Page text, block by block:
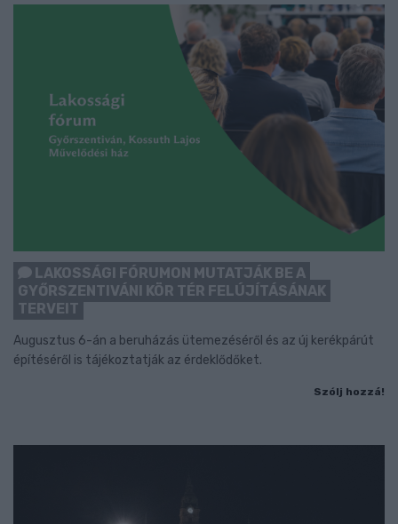
LAKOSSÁGI FÓRUMON MUTATJÁK BE A
GYŐRSZENTIVÁNI KÖR TÉR FELÚJÍTÁSÁNAK
TERVEIT
Augusztus 6-án a beruházás ütemezéséről és az új kerékpárút
építéséről is tájékoztatják az érdeklődőket.
Szólj hozzá!